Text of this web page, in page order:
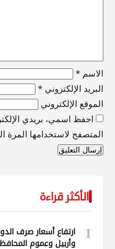
الاسم *
البريد الإلكتروني *
الموقع الإلكتروني
احفظ اسمي، بريدي
المتصفح لاستخدامها المرة
الأكثر قراءة
1
ارتفاع أسعار صرف
وأربيل وعموم